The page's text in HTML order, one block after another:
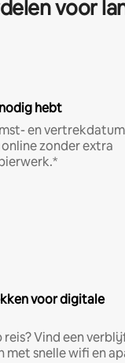
voor
hebt
en
zonder extra
voor digitale
reis? Vind een
met snelle wifi en